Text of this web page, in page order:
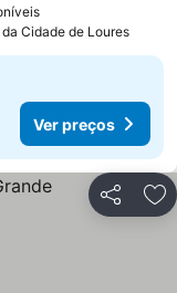
Cidade de Loures
Ver preços
Partilhar